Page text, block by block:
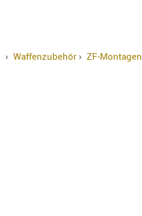
› Waffenzubehör› ZF-Montagen